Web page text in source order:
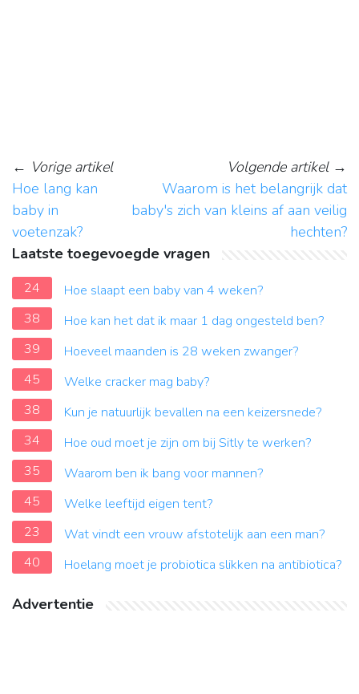
← Vorige artikel
Hoe lang kan
baby in
voetenzak?
Volgende artikel→
Waarom is het belangrijk dat
baby's zich van kleins af aan veilig
hechten?
Laatste toegevoegde vragen
24
Hoe slaapt een baby van 4 weken?
38
Hoe kan het dat ik maar 1 dag ongesteld ben?
39
Hoeveel maanden is 28 weken zwanger?
45
Welke cracker mag baby?
38
Kun je natuurlijk bevallen na een keizersnede?
34
Hoe oud moet je zijn om bij Sitly te werken?
35
Waarom ben ik bang voor mannen?
45
Welke leeftijd eigen tent?
23
Wat vindt een vrouw afstotelijk aan een man?
40
Hoelang moet je probiotica slikken na antibiotica?
Advertentie